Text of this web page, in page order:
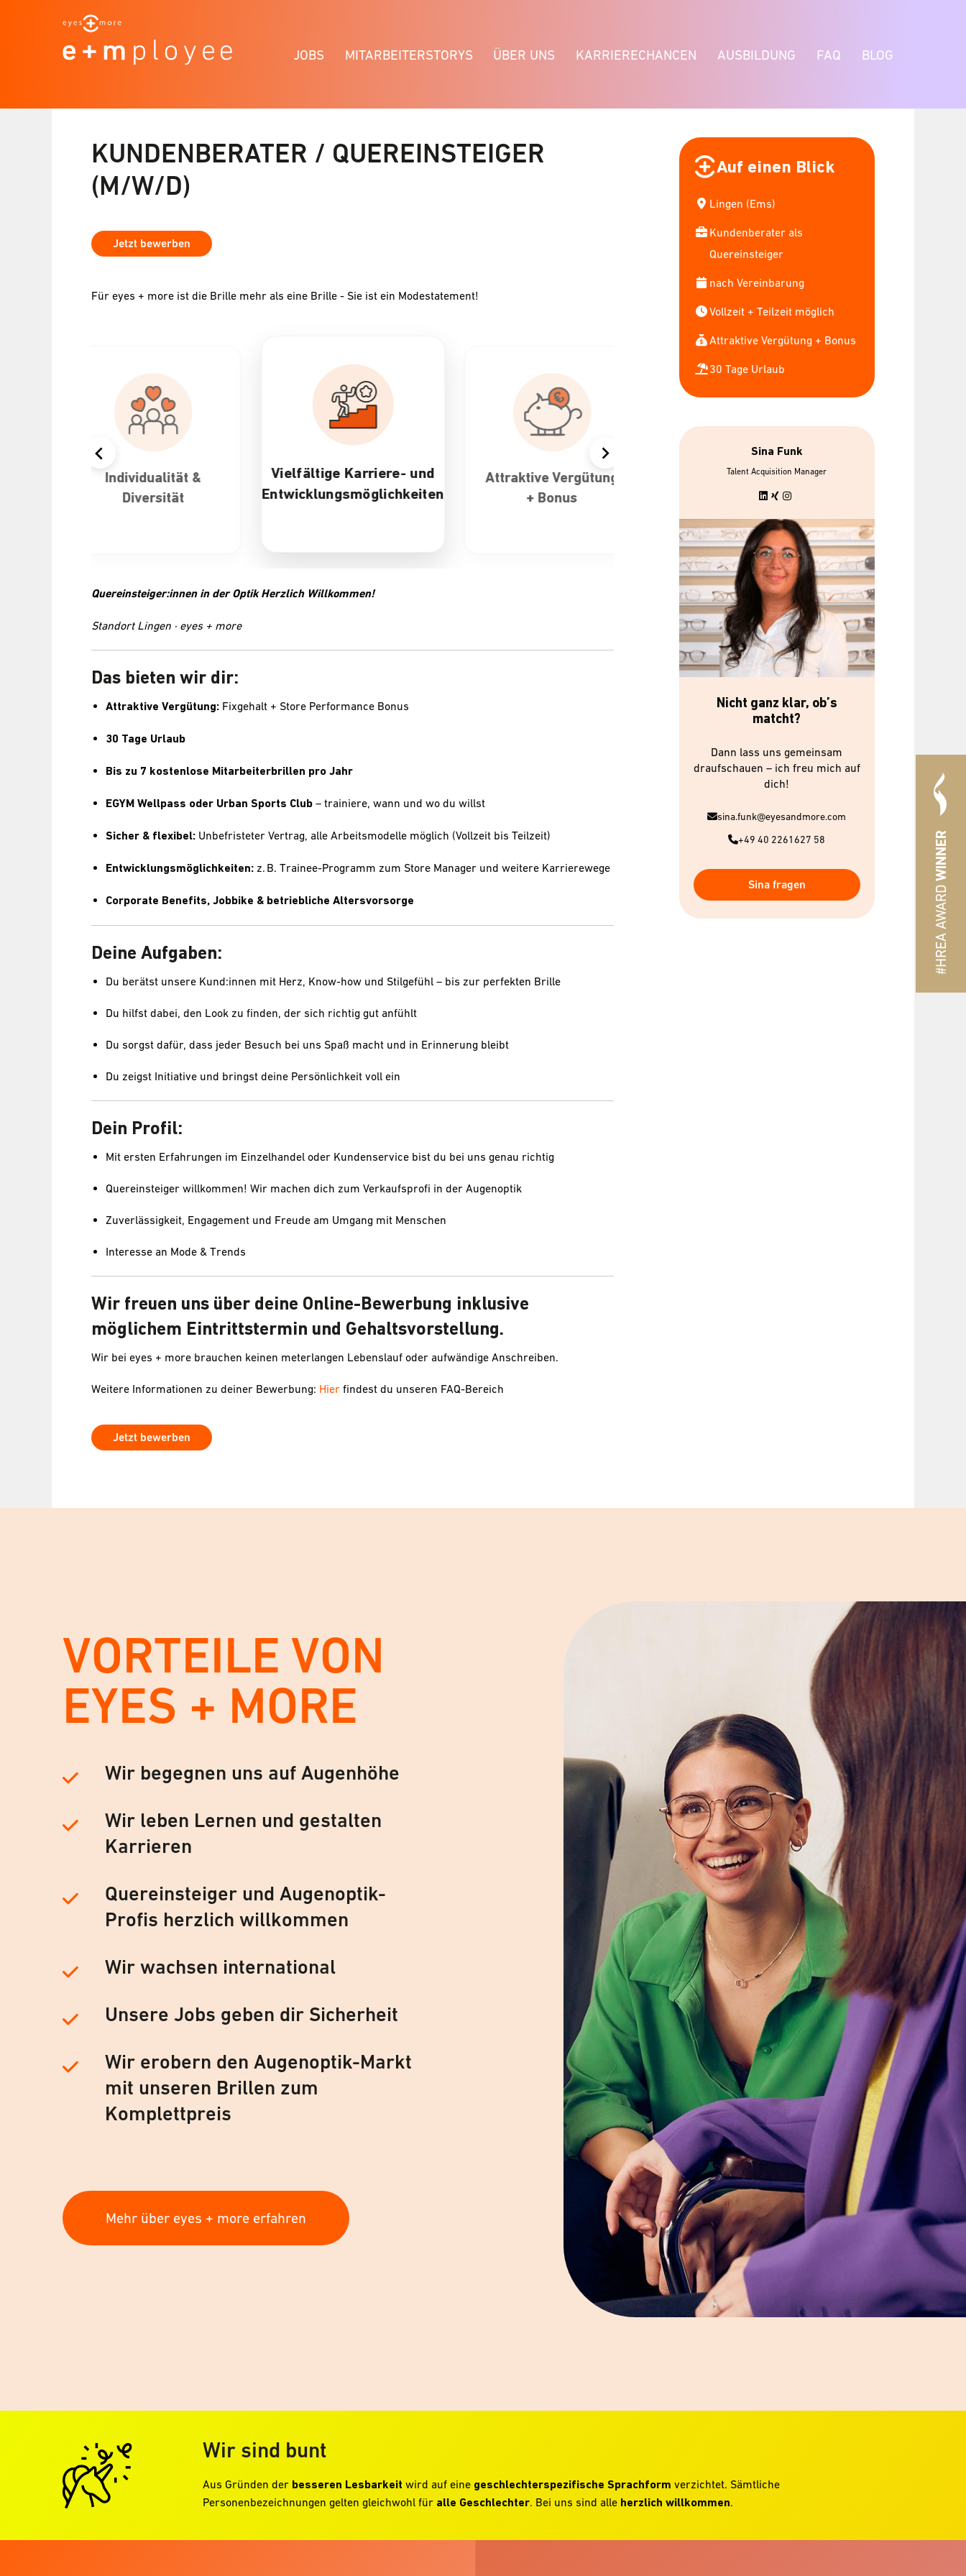
JOBS MITARBEITERSTORYS ÜBER UNS KARRIERECHANCEN AUSBILDUNG FAQ BLOG
#HREA AWARD
WINNER
KUNDENBERATER / QUEREINSTEIGER
(M/W/D)
Jetzt bewerben
Für eyes + more ist die Brille mehr als eine Brille - Sie ist ein Modestatement!
Vielfältige Karriere- und
Entwicklungsmöglichkeiten
Attraktive Vergütung
+ Bonus
30 Tage Urlaub &
Arbeitszeiten
bis zu 7 gratis
Mitarbeiterbrillen
Quereinsteiger:innen in der Optik Herzlich Willkommen!
Standort Lingen · eyes + more
Das bieten wir dir:
Attraktive Vergütung: Fixgehalt + Store Performance Bonus
30 Tage Urlaub
Bis zu 7 kostenlose Mitarbeiterbrillen pro Jahr
EGYM Wellpass oder Urban Sports Club – trainiere, wann und wo du willst
Sicher & flexibel: Unbefristeter Vertrag, alle Arbeitsmodelle möglich (Vollzeit bis Teilzeit)
Entwicklungsmöglichkeiten: z. B. Trainee-Programm zum Store Manager und weitere Karrierewege
Corporate Benefits, Jobbike & betriebliche Altersvorsorge
Deine Aufgaben:
Du berätst unsere Kund:innen mit Herz, Know-how und Stilgefühl – bis zur perfekten Brille
Du hilfst dabei, den Look zu finden, der sich richtig gut anfühlt
Du sorgst dafür, dass jeder Besuch bei uns Spaß macht und in Erinnerung bleibt
Du zeigst Initiative und bringst deine Persönlichkeit voll ein
Dein Profil:
Mit ersten Erfahrungen im Einzelhandel oder Kundenservice bist du bei uns genau richtig
Quereinsteiger willkommen! Wir machen dich zum Verkaufsprofi in der Augenoptik
Zuverlässigkeit, Engagement und Freude am Umgang mit Menschen
Interesse an Mode & Trends
Wir freuen uns über deine Online-Bewerbung inklusive
möglichem Eintrittstermin und Gehaltsvorstellung.
Wir bei eyes + more brauchen keinen meterlangen Lebenslauf oder aufwändige Anschreiben.
Weitere Informationen zu deiner Bewerbung: Hier findest du unseren FAQ-Bereich
Jetzt bewerben
Auf einen Blick
Lingen (Ems)
Kundenberater als
Quereinsteiger
nach Vereinbarung
Vollzeit + Teilzeit möglich
Attraktive Vergütung + Bonus
30 Tage Urlaub
Sina Funk
Talent Acquisition Manager
Nicht ganz klar, ob’s
matcht?
Dann lass uns gemeinsam
draufschauen – ich freu mich auf
dich!
sina.funk@eyesandmore.com
+49 40 2261627 58
Sina fragen
VORTEILE VON
EYES + MORE
Wir begegnen uns auf Augenhöhe
Wir leben Lernen und gestalten
Karrieren
Quereinsteiger und Augenoptik-
Profis herzlich willkommen
Wir wachsen international
Unsere Jobs geben dir Sicherheit
Wir erobern den Augenoptik-Markt
mit unseren Brillen zum
Komplettpreis
Mehr über eyes + more erfahren
Wir sind bunt
Aus Gründen der besseren Lesbarkeit wird auf eine geschlechterspezifische Sprachform verzichtet. Sämtliche
Personenbezeichnungen gelten gleichwohl für alle Geschlechter. Bei uns sind alle herzlich willkommen.